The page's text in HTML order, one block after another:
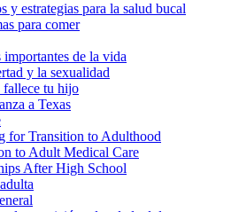
y estrategias para la salud bucal
para comer
importantes de la vida
y la sexualidad
fallece tu hijo
a Texas
for Transition to Adulthood
to Adult Medical Care
After High School